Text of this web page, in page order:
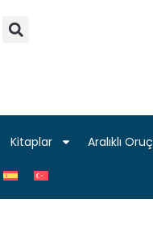
Kitaplar Aralıklı Oruç